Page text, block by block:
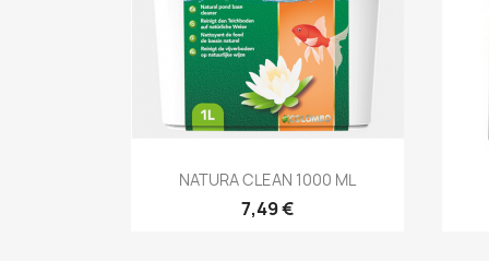
Aperçu rapide
NATURA CLEAN 1000 ML
7,49 €